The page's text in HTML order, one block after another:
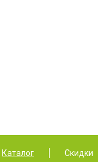
Каталог Скидки